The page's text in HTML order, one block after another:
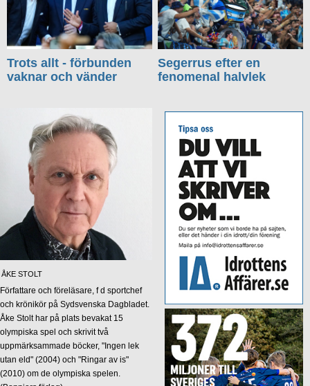
Trots allt - förbunden
vaknar och vänder
Segerrus efter en
fenomenal halvlek
ÅKE STOLT
Författare och föreläsare, f d sportchef
och krönikör på Sydsvenska Dagbladet.
Åke Stolt har på plats bevakat 15
olympiska spel och skrivit två
uppmärksammade böcker, "Ingen lek
utan eld" (2004) och "Ringar av is"
(2010) om de olympiska spelen.